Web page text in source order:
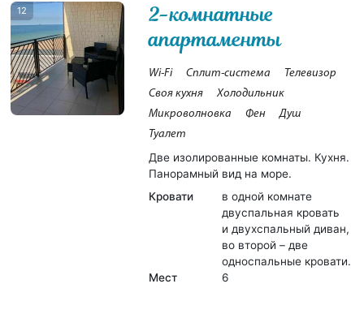
12
2-комнатные
апартаменты
Wi-Fi Сплит-система
Телевизор
Своя кухня
Холодильник
Микроволновка
Фен
Душ
Туалет
Две изолированные комнаты. Кухня.
Панорамный вид на море.
Кровати
в одной комнате
двуспальная кровать
и двухспальный диван,
во второй – две
односпальные кровати.
Мест
6